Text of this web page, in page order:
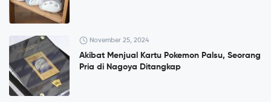
November 25, 2024
Akibat Menjual Kartu Pokemon Palsu, Seorang
Pria di Nagoya Ditangkap